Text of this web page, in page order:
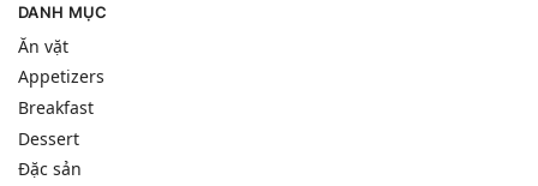
DANH MỤC
Ăn vặt
Appetizers
Breakfast
Dessert
Đặc sản